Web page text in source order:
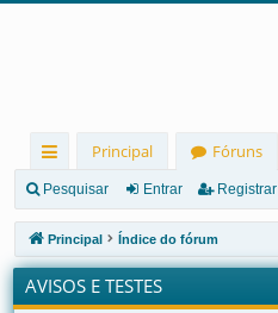
in
ks
rá
pi
Principal
Fóruns
Pesquisar Entrar Registrar
Principal Índice do fórum
AVISOS E TESTES